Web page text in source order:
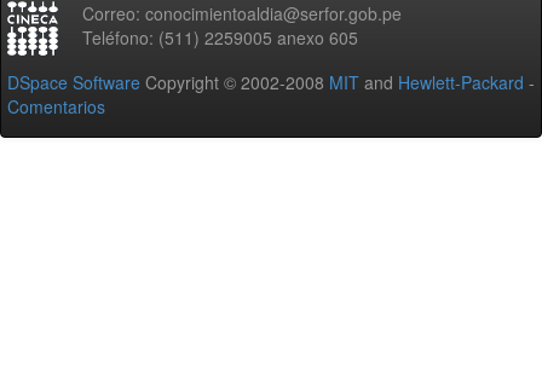
Correo: conocimientoaldia@serfor.gob.pe
Teléfono: (511) 2259005 anexo 605
DSpace Software Copyright © 2002-2008 MIT and Hewlett-Packard -
Comentarios